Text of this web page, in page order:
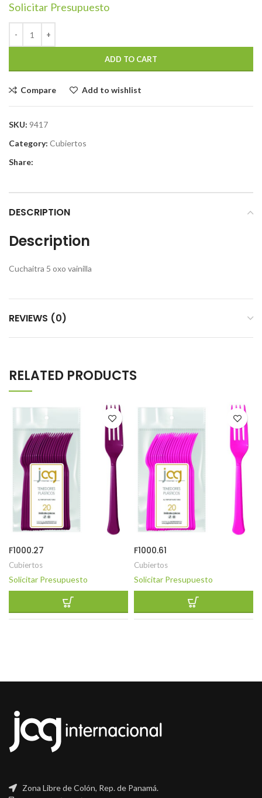
Solicitar Presupuesto
ADD TO CART
Compare Add to wishlist
SKU: 9417
Category: Cubiertos
Share:
DESCRIPTION
Description
Cuchaitra 5 oxo vainilla
REVIEWS (0)
RELATED PRODUCTS
F1000.27
Cubiertos
Solicitar Presupuesto
F1000.61
Cubiertos
Solicitar Presupuesto
Zona Libre de Colón, Rep. de Panamá.